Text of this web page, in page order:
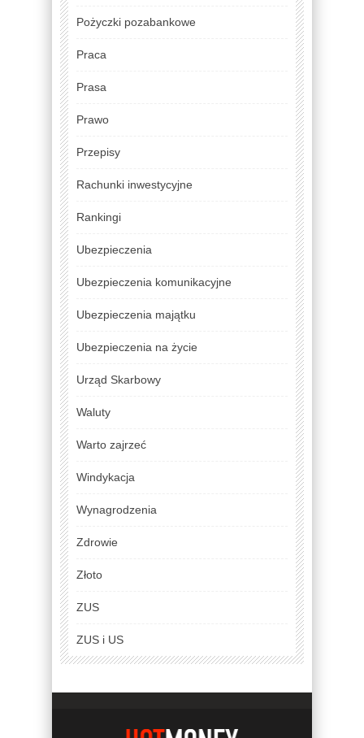
Pożyczki pozabankowe
Praca
Prasa
Prawo
Przepisy
Rachunki inwestycyjne
Rankingi
Ubezpieczenia
Ubezpieczenia komunikacyjne
Ubezpieczenia majątku
Ubezpieczenia na życie
Urząd Skarbowy
Waluty
Warto zajrzeć
Windykacja
Wynagrodzenia
Zdrowie
Złoto
ZUS
ZUS i US